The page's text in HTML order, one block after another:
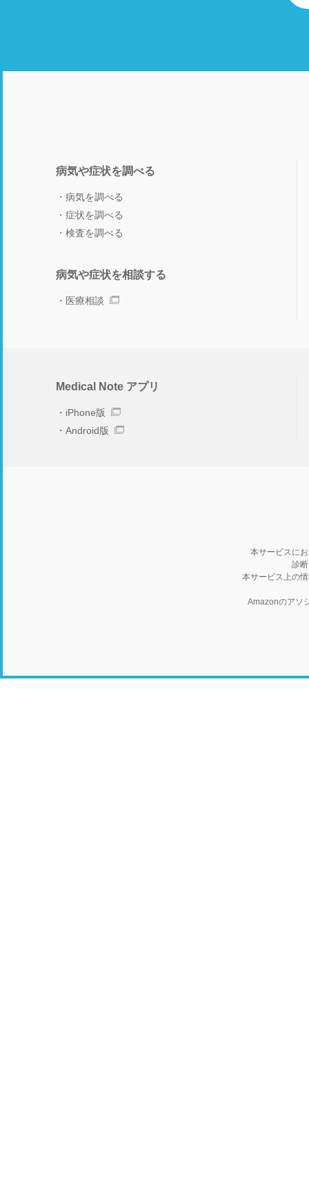
病気や症状を調べる
病気を調べる
症状を調べる
検査を調べる
病気や症状を相談する
医療相談
Medical Note アプリ
iPhone版
Android版
本サービスに
診
本サービス上の
Amazonのアソ